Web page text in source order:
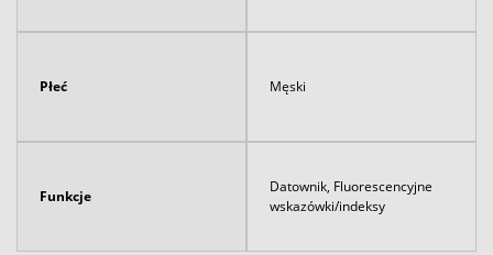
Płeć Męski
Funkcje
Datownik, Fluorescencyjne
wskazówki/indeksy